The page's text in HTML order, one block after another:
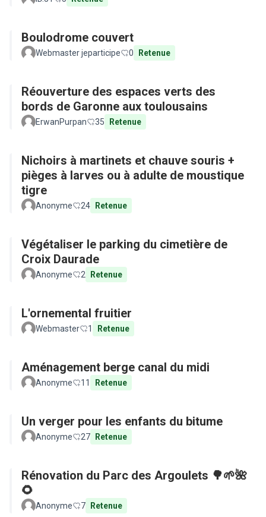
Boulodrome couvert
Webmaster jeparticipe 0 Retenue
Réouverture des espaces verts des
bords de Garonne aux toulousains
ErwanPurpan 35 Retenue
Nichoirs à martinets et chauve souris +
pièges à larves ou à adulte de moustique
tigre
Anonyme 24 Retenue
Végétaliser le parking du cimetière de
Croix Daurade
Anonyme 2 Retenue
L'ornemental fruitier
Webmaster 1 Retenue
Aménagement berge canal du midi
Anonyme 11 Retenue
Un verger pour les enfants du bitume
Anonyme 27 Retenue
Rénovation du Parc des Argoulets 🌳🌱🌺
🌻
Anonyme 7 Retenue